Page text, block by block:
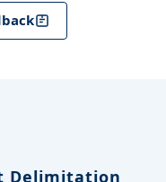
Delimitation